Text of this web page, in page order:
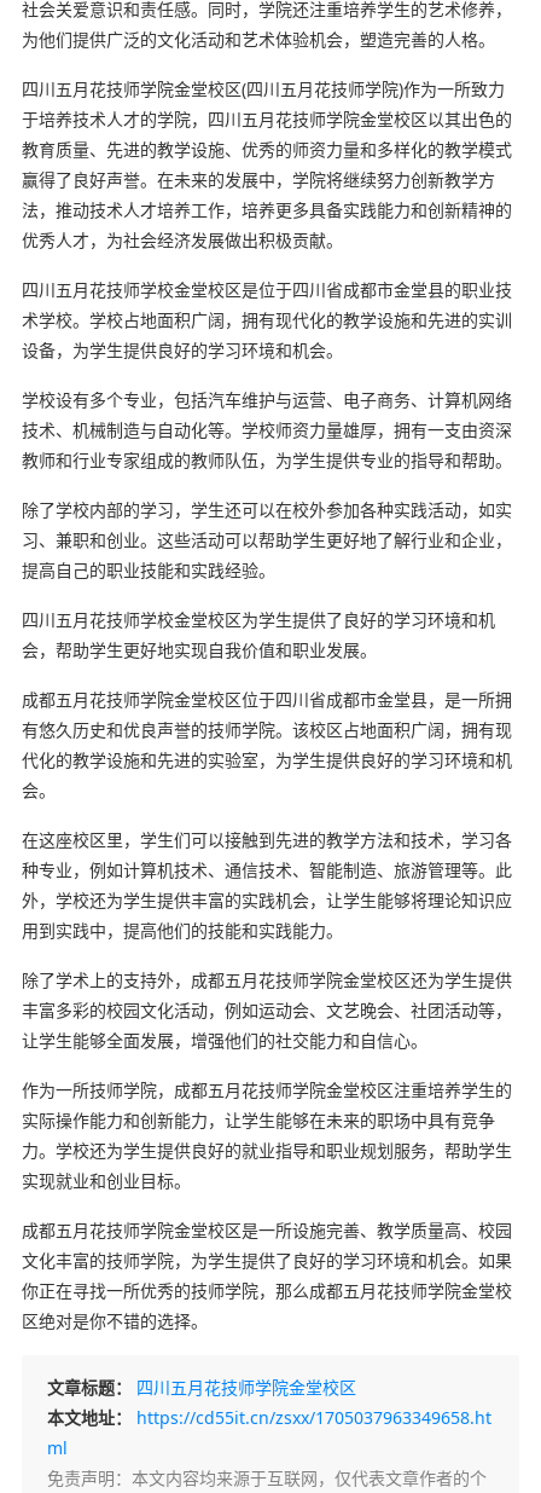
社会关爱意识和责任感。同时，学院还注重培养学生的艺术修养，
为他们提供广泛的文化活动和艺术体验机会，塑造完善的人格。
四川五月花技师学院金堂校区(四川五月花技师学院)作为一所致力
于培养技术人才的学院，四川五月花技师学院金堂校区以其出色的
教育质量、先进的教学设施、优秀的师资力量和多样化的教学模式
赢得了良好声誉。在未来的发展中，学院将继续努力创新教学方
法，推动技术人才培养工作，培养更多具备实践能力和创新精神的
优秀人才，为社会经济发展做出积极贡献。
四川五月花技师学校金堂校区是位于四川省成都市金堂县的职业技
术学校。学校占地面积广阔，拥有现代化的教学设施和先进的实训
设备，为学生提供良好的学习环境和机会。
学校设有多个专业，包括汽车维护与运营、电子商务、计算机网络
技术、机械制造与自动化等。学校师资力量雄厚，拥有一支由资深
教师和行业专家组成的教师队伍，为学生提供专业的指导和帮助。
除了学校内部的学习，学生还可以在校外参加各种实践活动，如实
习、兼职和创业。这些活动可以帮助学生更好地了解行业和企业，
提高自己的职业技能和实践经验。
四川五月花技师学校金堂校区为学生提供了良好的学习环境和机
会，帮助学生更好地实现自我价值和职业发展。
成都五月花技师学院金堂校区位于四川省成都市金堂县，是一所拥
有悠久历史和优良声誉的技师学院。该校区占地面积广阔，拥有现
代化的教学设施和先进的实验室，为学生提供良好的学习环境和机
会。
在这座校区里，学生们可以接触到先进的教学方法和技术，学习各
种专业，例如计算机技术、通信技术、智能制造、旅游管理等。此
外，学校还为学生提供丰富的实践机会，让学生能够将理论知识应
用到实践中，提高他们的技能和实践能力。
除了学术上的支持外，成都五月花技师学院金堂校区还为学生提供
丰富多彩的校园文化活动，例如运动会、文艺晚会、社团活动等，
让学生能够全面发展，增强他们的社交能力和自信心。
作为一所技师学院，成都五月花技师学院金堂校区注重培养学生的
实际操作能力和创新能力，让学生能够在未来的职场中具有竞争
力。学校还为学生提供良好的就业指导和职业规划服务，帮助学生
实现就业和创业目标。
成都五月花技师学院金堂校区是一所设施完善、教学质量高、校园
文化丰富的技师学院，为学生提供了良好的学习环境和机会。如果
你正在寻找一所优秀的技师学院，那么成都五月花技师学院金堂校
区绝对是你不错的选择。
文章标题： 四川五月花技师学院金堂校区
本文地址： https://cd55it.cn/zsxx/1705037963349658.ht
ml
免责声明：本文内容均来源于互联网，仅代表文章作者的个